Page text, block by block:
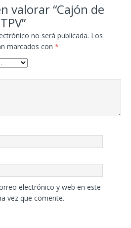
valorar “Cajón de
no será publicada. Los
marcados con *
electrónico y web en este
vez que comente.